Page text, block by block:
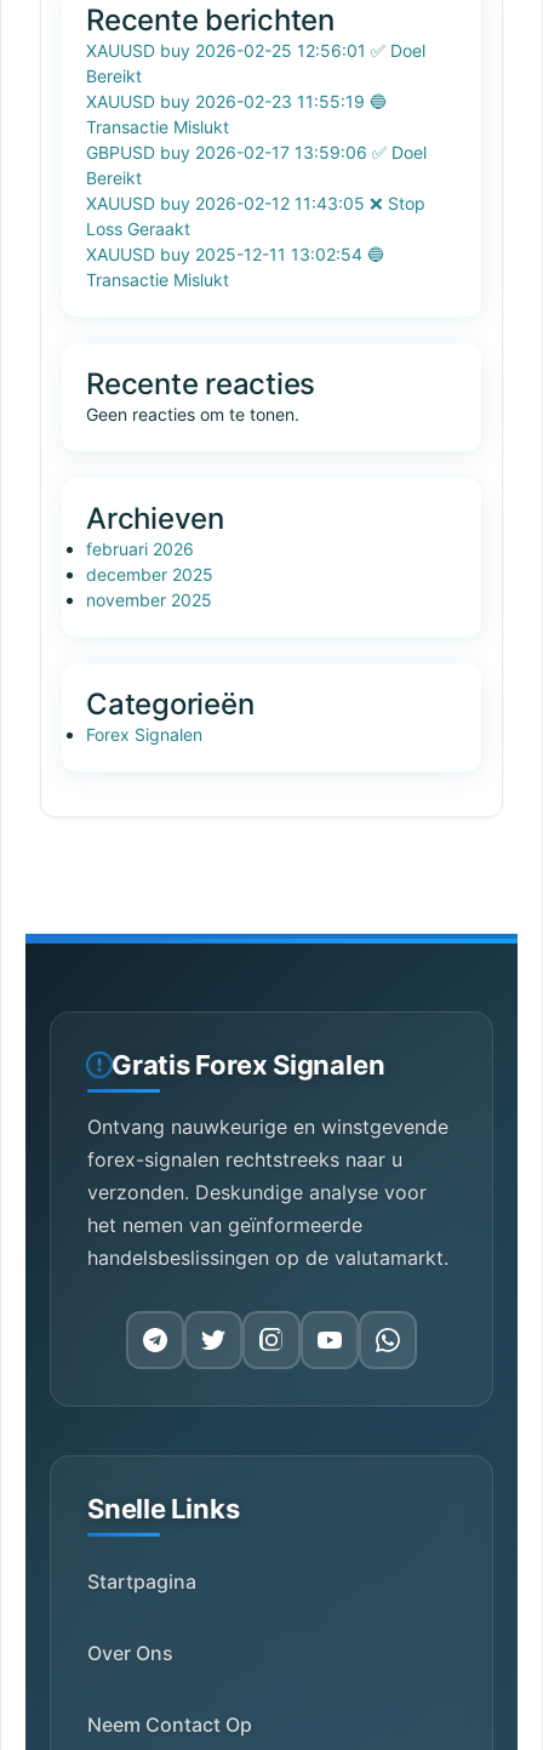
Recente berichten
XAUUSD buy 2026-02-25 12:56:01 ✅ Doel
Bereikt
XAUUSD buy 2026-02-23 11:55:19 🔵
Transactie Mislukt
GBPUSD buy 2026-02-17 13:59:06 ✅ Doel
Bereikt
XAUUSD buy 2026-02-12 11:43:05 ❌ Stop
Loss Geraakt
XAUUSD buy 2025-12-11 13:02:54 🔵
Transactie Mislukt
Recente reacties
Geen reacties om te tonen.
Archieven
februari 2026
december 2025
november 2025
Categorieën
Forex Signalen
Gratis Forex Signalen
Ontvang nauwkeurige en winstgevende
forex-signalen rechtstreeks naar u
verzonden. Deskundige analyse voor
het nemen van geïnformeerde
handelsbeslissingen op de valutamarkt.
Snelle Links
Startpagina
Over Ons
Neem Contact Op